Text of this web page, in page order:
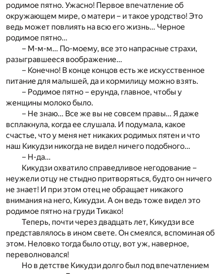
родимое пятно. Ужасно! Первое впечатление об
окружающем мире, о матери – и такое уродство! Это
ведь может повлиять на всю его жизнь… Черное
родимое пятно…
– М-м-м… По-моему, все это напрасные страхи,
разыгравшееся воображение…
– Конечно! В конце концов есть же искусственное
питание для малышей, да и кормилицу можно взять.
– Родимое пятно – ерунда, главное, чтобы у
женщины молоко было.
– Не знаю… Все же вы не совсем правы… Я даже
всплакнула, когда ее слушала. И подумала, какое
счастье, что у меня нет никаких родимых пятен и что
наш Кикудзи никогда не видел ничего подобного…
– Н-да…
Кикудзи охватило справедливое негодование –
неужели отцу не стыдно притворяться, будто он ничего
не знает! И при этом отец не обращает никакого
внимания на него, Кикудзи. А он ведь тоже видел это
родимое пятно на груди Тикако!
Теперь, почти через двадцать лет, Кикудзи все
представлялось в ином свете. Он смеялся, вспоминая об
этом. Неловко тогда было отцу, вот уж, наверное,
переволновался!
Но в детстве Кикудзи долго был под впечатлением